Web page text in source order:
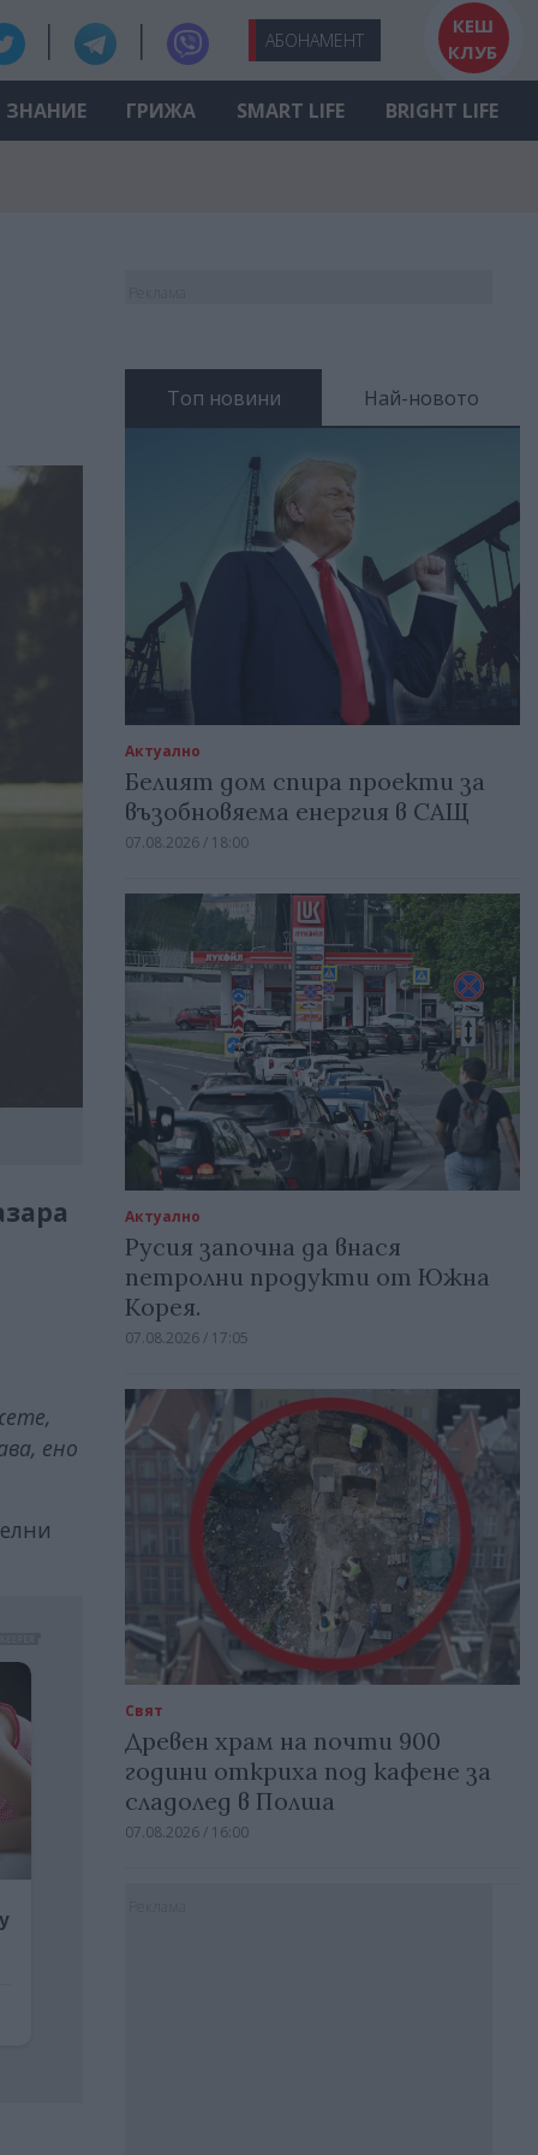
АБОНАМЕНТ
КЕШ
КЛУБ
ЗНАНИЕ ГРИЖА SMART LIFE BRIGHT LIFE
ено
Топ новини Най-новото
Актуално
Белият дом спира проекти за
възобновяема енергия в САЩ
07.08.2026 / 18:00
Актуално
Русия започна да внася
петролни продукти от Южна
Корея.
07.08.2026 / 17:05
Свят
Древен храм на почти 900
години откриха под кафене за
сладолед в Полша
07.08.2026 / 16:00